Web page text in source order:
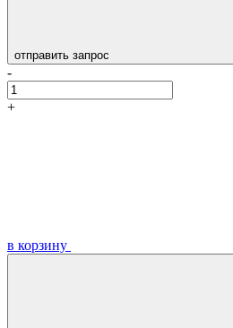
отправить запрос
-
+
в корзину